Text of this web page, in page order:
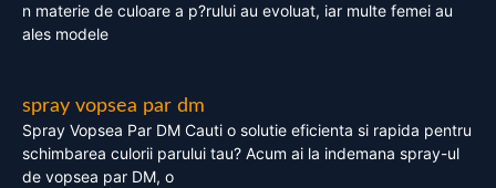
n materie de culoare a p?rului au evoluat, iar multe femei au
ales modele
spray vopsea par dm
Spray Vopsea Par DM Cauti o solutie eficienta si rapida pentru
schimbarea culorii parului tau? Acum ai la indemana spray-ul
de vopsea par DM, o